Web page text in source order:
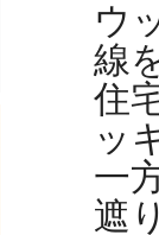
ウ
線
住
ッ
一
遮